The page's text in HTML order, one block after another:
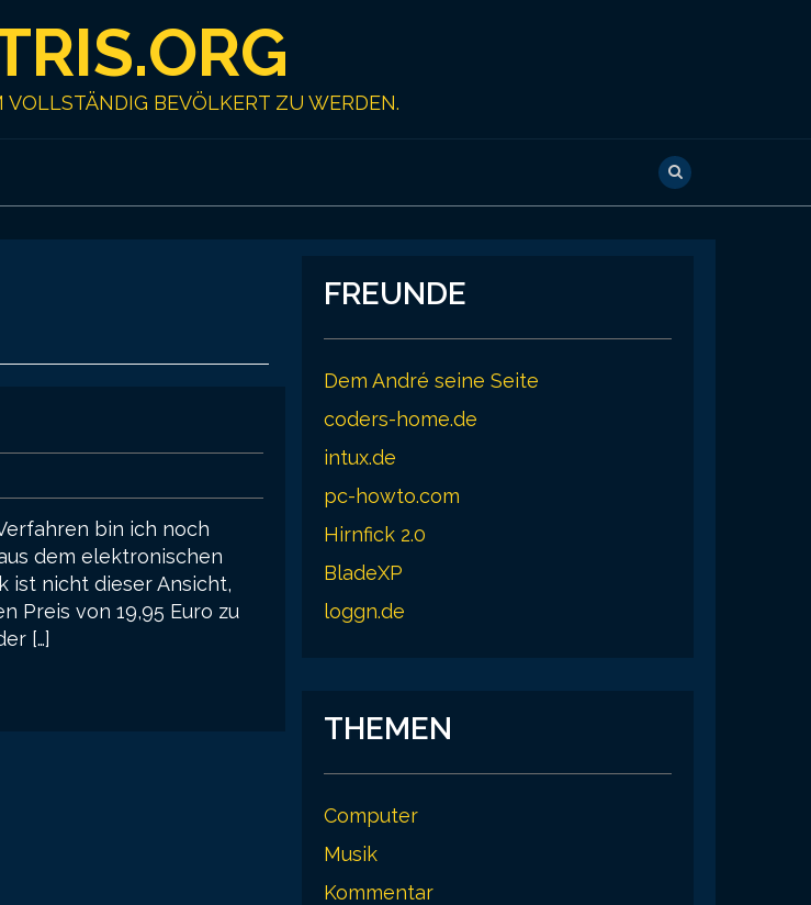
BEVÖLKERT ZU WERDEN.
bin ich noch
dem elektronischen
ist nicht dieser Ansicht,
Preis von 19,95 Euro zu
[…]
FREUNDE
Dem André seine Seite
coders-home.de
intux.de
pc-howto.com
Hirnfick 2.0
BladeXP
loggn.de
THEMEN
Computer
Musik
Kommentar